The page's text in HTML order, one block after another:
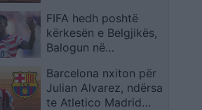
Maqedoninë në
olimpiadat shkencore
FIFA hedh poshtë
kërkesën e Belgjikës,
Balogun në
përballjen me SHBA-
të
Barcelona nxiton për
Julian Alvarez, ndërsa
te Atletico Madrid